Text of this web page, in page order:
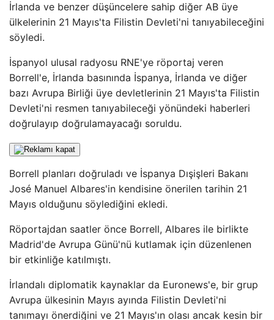
İrlanda ve benzer düşüncelere sahip diğer AB üye
ülkelerinin 21 Mayıs'ta Filistin Devleti'ni tanıyabileceğini
söyledi.
İspanyol ulusal radyosu RNE'ye röportaj veren
Borrell'e, İrlanda basınında İspanya, İrlanda ve diğer
bazı Avrupa Birliği üye devletlerinin 21 Mayıs'ta Filistin
Devleti'ni resmen tanıyabileceği yönündeki haberleri
doğrulayıp doğrulamayacağı soruldu.
Borrell planları doğruladı ve İspanya Dışişleri Bakanı
José Manuel Albares'in kendisine önerilen tarihin 21
Mayıs olduğunu söylediğini ekledi.
Röportajdan saatler önce Borrell, Albares ile birlikte
Madrid'de Avrupa Günü'nü kutlamak için düzenlenen
bir etkinliğe katılmıştı.
İrlandalı diplomatik kaynaklar da Euronews'e, bir grup
Avrupa ülkesinin Mayıs ayında Filistin Devleti'ni
tanımayı önerdiğini ve 21 Mayıs'ın olası ancak kesin bir